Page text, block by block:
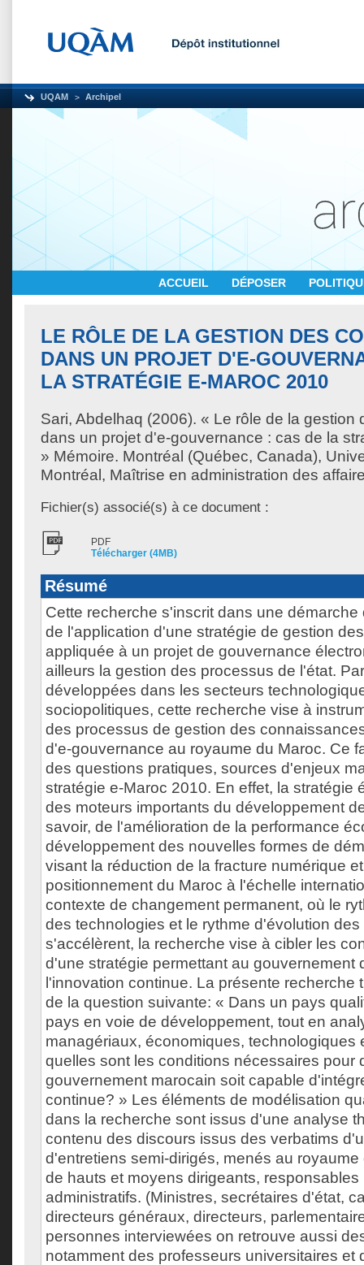
UQAM Archipel
ACCUEIL DÉPOSER
LE RÔLE DE LA GESTION DES
DANS UN PROJET D'E-
LA STRATÉGIE E-MAROC 2010
Sari, Abdelhaq (2006). « Le rôle de la gestion
dans un projet d'e-gouvernance : cas de la
» Mémoire. Montréal (Québec, Canada),
Montréal, Maîtrise en administration des
Fichier(s) associé(s) à ce document :
PDF
Télécharger (4MB)
Résumé
Cette recherche s'inscrit dans une
de l'application d'une stratégie de gestion
appliquée à un projet de gouvernance
ailleurs la gestion des processus de l'état.
développées dans les secteurs
sociopolitiques, cette recherche vise à
des processus de gestion des
d'e-gouvernance au royaume du Maroc. Ce
des questions pratiques, sources d'enjeux
stratégie e-Maroc 2010. En effet, la stratégie
des moteurs importants du développement
savoir, de l'amélioration de la performance
développement des nouvelles formes de
visant la réduction de la fracture numérique
positionnement du Maroc à l'échelle
contexte de changement permanent, où le
des technologies et le rythme d'évolution
s'accélèrent, la recherche vise à cibler les
d'une stratégie permettant au gouvernement
l'innovation continue. La présente recherche
de la question suivante: « Dans un pays
pays en voie de développement, tout en
managériaux, économiques, technologiques
quelles sont les conditions nécessaires pour
gouvernement marocain soit capable
continue? » Les éléments de modélisation
dans la recherche sont issus d'une analyse
contenu des discours issus des verbatims
d'entretiens semi-dirigés, menés au
de hauts et moyens dirigeants, responsables
administratifs. (Ministres, secrétaires d'état,
directeurs généraux, directeurs,
personnes interviewées on retrouve aussi
notamment des professeurs universitaires et